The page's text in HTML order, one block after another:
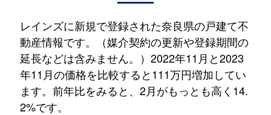
レインズに新規で登録された奈良県の戸建て不
動産情報です。（媒介契約の更新や登録期間の
延長などは含みません。）2022年11月と2023
年11月の価格を比較すると111万円増加してい
ます。前年比をみると、2月がもっとも高く14.
2%です。